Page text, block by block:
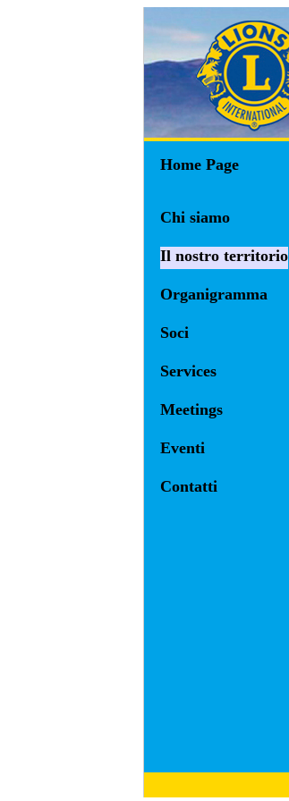
Home Page
Chi siamo
Il nostro territorio
Organigramma
Soci
Services
Meetings
Eventi
Contatti